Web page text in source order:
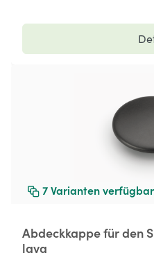
7 Varianten verfügbar
Abdeckkappe für den
lava